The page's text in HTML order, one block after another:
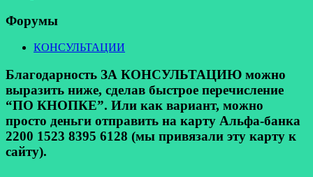
Форумы
КОНСУЛЬТАЦИИ
Благодарность ЗА КОНСУЛЬТАЦИЮ можно
выразить ниже, сделав быстрое перечисление
“ПО КНОПКЕ”. Или как вариант, можно
просто деньги отправить на карту Альфа-банка
2200 1523 8395 6128 (мы привязали эту карту к
сайту).